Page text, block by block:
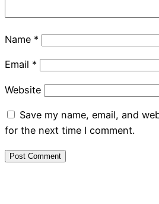
Name *
Email *
Website
Save my name, email, and
for the next time I comment.